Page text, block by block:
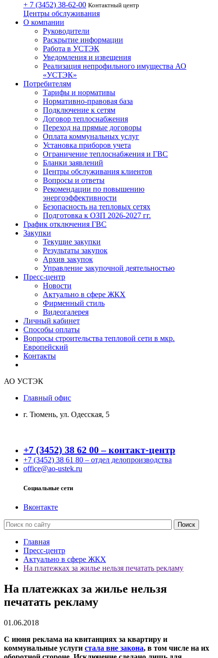
+ 7 (3452) 38-62-00 Контактный центр
Центры обслуживания
О компании
Руководители
Раскрытие информации
Работа в УСТЭК
Уведомления и извещения
Реализация непрофильного имущества АО
«УСТЭК»
Потребителям
Тарифы и нормативы
Нормативно-правовая база
Подключение к сетям
Договор теплоснабжения
Переход на прямые договоры
Оплата коммунальных услуг
Установка приборов учета
Ограничение теплоснабжения и ГВС
Бланки заявлений
Центры обслуживания клиентов
Вопросы и ответы
Рекомендации по повышению
энергоэффективности
Безопасность на тепловых сетях
Подготовка к ОЗП 2026-2027 гг.
График отключения ГВС
Закупки
Текущие закупки
Результаты закупок
Архив закупок
Управление закупочной деятельностью
Пресс-центр
Новости
Актуально в сфере ЖКХ
Фирменный стиль
Видеогалерея
Личный кабинет
Способы оплаты
Вопросы строительства тепловой сети в мкр.
Европейский
Контакты
АО УСТЭК
Главный офис
г. Тюмень, ул. Одесская, 5
+7 (3452) 38 62 00 – контакт-центр
+7 (3452) 38 61 80 – отдел делопроизводства
office@ao-ustek.ru
Социальные сети
Вконтакте
Главная
Пресс-центр
Актуально в сфере ЖКХ
На платежках за жилье нельзя печатать рекламу
На платежках за жилье нельзя
печатать рекламу
01.06.2018
С июня реклама на квитанциях за квартиру и
коммунальные услуги стала вне закона, в том числе на их